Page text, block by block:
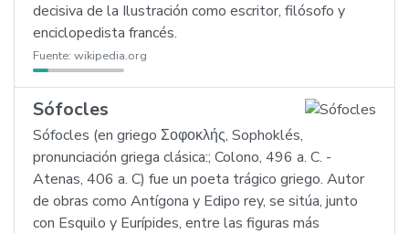
decisiva de la Ilustración como escritor, filósofo y
enciclopedista francés.
Fuente: wikipedia.org
Sófocles
Sófocles (en griego Σοφοκλής, Sophoklés,
pronunciación griega clásica:; Colono, 496 a. C. -
Atenas, 406 a. C) fue un poeta trágico griego. Autor
de obras como Antígona y Edipo rey, se sitúa, junto
con Esquilo y Eurípides, entre las figuras más